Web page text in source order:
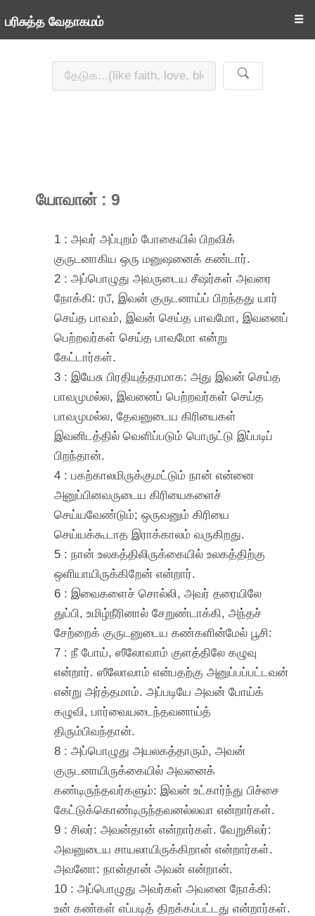
பரிசுத்த வேதாகமம் ☰
யோவான் : 9
1 : அவர் அப்புறம் போகையில் பிறவிக்
குருடனாகிய ஒரு மனுஷனைக் கண்டார்.
2 : அப்பொழுது அவருடைய சீஷர்கள் அவரை
நோக்கி: ரபீ, இவன் குருடனாய்ப் பிறந்தது யார்
செய்த பாவம், இவன் செய்த பாவமோ, இவனைப்
பெற்றவர்கள் செய்த பாவமோ என்று
கேட்டார்கள்.
3 : இயேசு பிரதியுத்தரமாக: அது இவன் செய்த
பாவமுமல்ல, இவனைப் பெற்றவர்கள் செய்த
பாவமுமல்ல, தேவனுடைய கிரியைகள்
இவனிடத்தில் வெளிப்படும் பொருட்டு இப்படிப்
பிறந்தான்.
4 : பகற்காலமிருக்குமட்டும் நான் என்னை
அனுப்பினவருடைய கிரியைகளைச்
செய்யவேண்டும்; ஒருவனும் கிரியை
செய்யக்கூடாத இராக்காலம் வருகிறது.
5 : நான் உலகத்திலிருக்கையில் உலகத்திற்கு
ஒளியாயிருக்கிறேன் என்றார்.
6 : இவைகளைச் சொல்லி, அவர் தரையிலே
துப்பி, உமிழ்நீரினால் சேறுண்டாக்கி, அந்தச்
சேற்றைக் குருடனுடைய கண்களின்மேல் பூசி:
7 : நீ போய், ஸீலோவாம் குளத்திலே கழுவு
என்றார். ஸீலோவாம் என்பதற்கு அனுப்பப்பட்டவன்
என்று அர்த்தமாம். அப்படியே அவன் போய்க்
கழுவி, பார்வையடைந்தவனாய்த்
திரும்பிவந்தான்.
8 : அப்பொழுது அயலகத்தாரும், அவன்
குருடனாயிருக்கையில் அவனைக்
கண்டிருந்தவர்களும்: இவன் உட்கார்ந்து பிச்சை
கேட்டுக்கொண்டிருந்தவனல்லவா என்றார்கள்.
9 : சிலர்: அவன்தான் என்றார்கள். வேறுசிலர்:
அவனுடைய சாயலாயிருக்கிறான் என்றார்கள்.
அவனோ: நான்தான் அவன் என்றான்.
10 : அப்பொழுது அவர்கள் அவனை நோக்கி:
உன் கண்கள் எப்படித் திறக்கப்பட்டது என்றார்கள்.